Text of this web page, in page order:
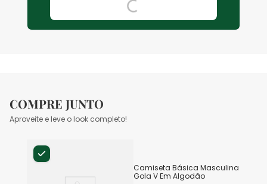
COMPRE JUNTO
Aproveite e leve o look completo!
Camiseta Básica Masculina
Gola V Em Algodão